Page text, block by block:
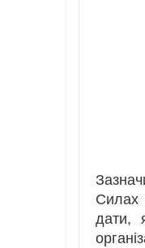
Силах
дати,